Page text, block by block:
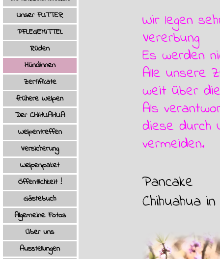
Unser FUTTER
PFLEGEMITTEL
Rüden
Hündinnen
Zertifikate
frühere Welpen
Der CHIHUAHUA
Welpentreffen
Versicherung
Welpenpaket
Öffentlichkeit !
Gästebuch
Allgemeine Fotos
Über uns
Ausstellungen
Wir legen
Vererbung
Es werden
Alle unsere
weit über
Als
diese durch
vermeiden.
Pancake
Chihuahua